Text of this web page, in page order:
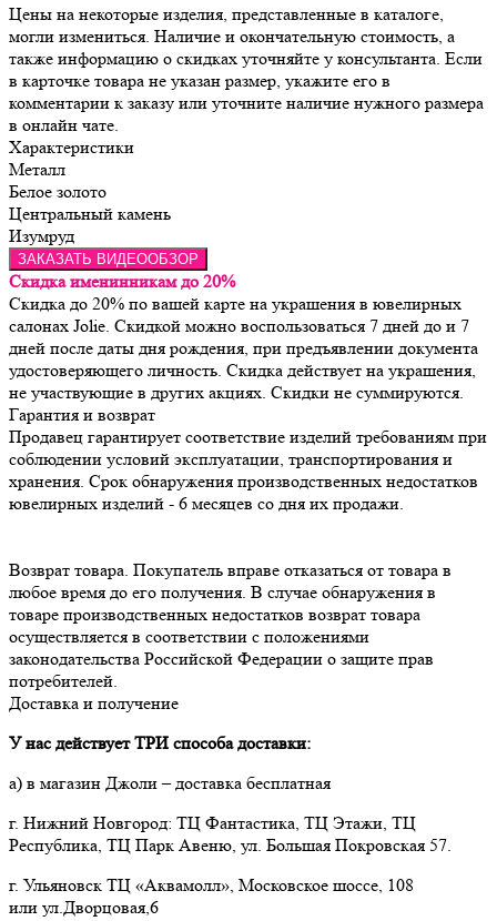
Цены на некоторые изделия, представленные в каталоге,
могли измениться. Наличие и окончательную стоимость, а
также информацию о скидках уточняйте у консультанта. Если
в карточке товара не указан размер, укажите его в
комментарии к заказу или уточните наличие нужного размера
в онлайн чате.
Характеристики
Металл
Белое золото
Центральный камень
Изумруд
ЗАКАЗАТЬ ВИДЕООБЗОР
Скидка именинникам до 20%
Скидка до 20% по вашей карте на украшения в ювелирных
салонах Jolie. Скидкой можно воспользоваться 7 дней до и 7
дней после даты дня рождения, при предъявлении документа
удостоверяющего личность. Скидка действует на украшения,
не участвующие в других акциях. Скидки не суммируются.
Гарантия и возврат
Продавец гарантирует соответствие изделий требованиям при
соблюдении условий эксплуатации, транспортирования и
хранения. Срок обнаружения производственных недостатков
Возврат товара. Покупатель вправе отказаться от товара в
любое время до его получения. В случае обнаружения в
товаре производственных недостатков возврат товара
осуществляется в соответствии с положениями
законодательства Российской Федерации о защите прав
потребителей.
Доставка и получение
У нас действует ТРИ способа доставки:
а) в магазин Джоли – доставка бесплатная
г. Нижний Новгород: ТЦ Фантастика, ТЦ Этажи, ТЦ
Республика, ТЦ Парк Авеню, ул. Большая Покровская 57.
г. Ульяновск ТЦ «Аквамолл», Московское шоссе, 108
или ул.Дворцовая,6